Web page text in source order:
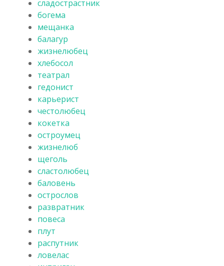
сладострастник
богема
мещанка
балагур
жизнелюбец
хлебосол
театрал
гедонист
карьерист
честолюбец
кокетка
остроумец
жизнелюб
щеголь
сластолюбец
баловень
острослов
развратник
повеса
плут
распутник
ловелас